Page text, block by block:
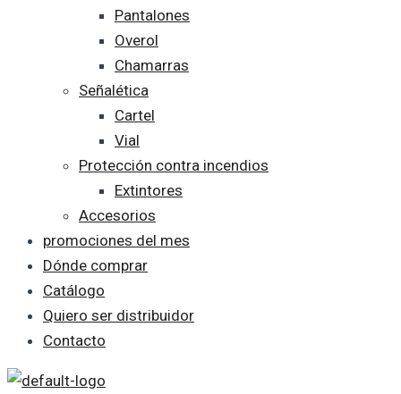
Pantalones
Overol
Chamarras
Señalética
Cartel
Vial
Protección contra incendios
Extintores
Accesorios
promociones del mes
Dónde comprar
Catálogo
Quiero ser distribuidor
Contacto